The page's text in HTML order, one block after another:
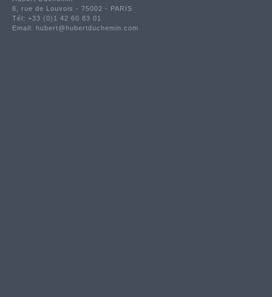
8, rue de Louvois - 75002 - PARIS
Tél: +33 (0)1 42 60 83 01
Email: hubert@hubertduchemin.com